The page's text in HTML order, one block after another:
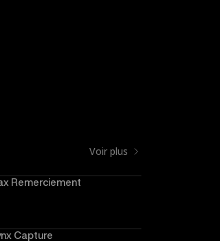
Voir plus
Remerciement
Capture